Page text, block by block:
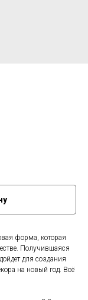
форма, которая
Получившаяся
для создания
на новый год. Всё